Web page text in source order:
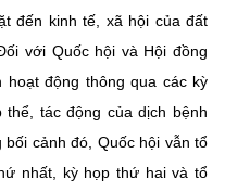
đến kinh tế, xã hội của đất
với Quốc hội và Hội đồng
động thông qua các kỳ
tác động của dịch bệnh
cảnh đó, Quốc hội vẫn tổ
nhất, kỳ họp thứ hai và tổ